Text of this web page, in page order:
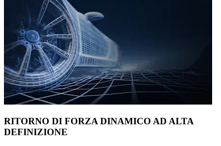
RITORNO DI FORZA DINAMICO AD ALTA
DEFINIZIONE